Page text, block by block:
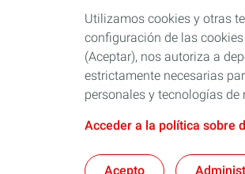
Utilizamos cookies y otras
configuración de las
(Aceptar), nos autoriza a
estrictamente necesarias
personales y tecnologías de
Acceder a la política sobre
Acepto